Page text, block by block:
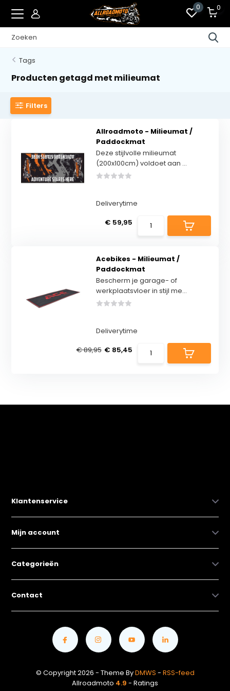
0 0
Tags
Producten getagd met milieumat
Filters
Allroadmoto - Milieumat /
Paddockmat
Deze stijlvolle milieumat
(200x100cm) voldoet aan ...
Deliverytime
€ 59,95
Acebikes - Milieumat /
Paddockmat
Bescherm je garage- of
werkplaatsvloer in stijl me...
Deliverytime
€ 89,95 € 85,45
Klantenservice
Mijn account
Categorieën
Contact
© Copyright 2026 - Theme ByDMWS - RSS-feed
Allroadmoto 4.9 - Ratings